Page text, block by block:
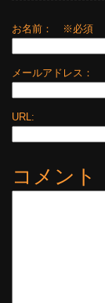
お名前： ※必須
メールアドレス：
URL:
コメン